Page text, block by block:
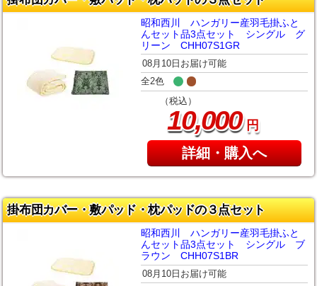
昭和西川 ハンガリー産羽毛掛ふと
んセット品3点セット シングル グ
リーン CHH07S1GR
08月10日お届け可能
全2色
（税込）
10,000円
詳細・購入へ
掛布団カバー・敷パッド・枕パッドの３点セット
昭和西川 ハンガリー産羽毛掛ふと
んセット品3点セット シングル ブ
ラウン CHH07S1BR
08月10日お届け可能